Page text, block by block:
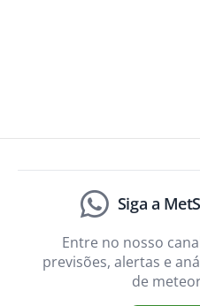
Siga a
Entre no nosso
previsões, alertas e
de